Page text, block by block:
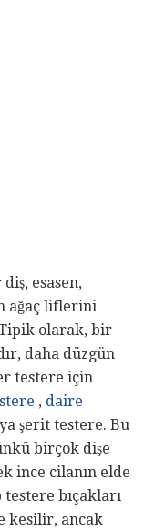
esasen,
ağaç liflerini
olarak, bir
daha düzgün
testere için
, daire
şerit testere. Bu
birçok dişe
ince cilanın elde
bıçakları
kesilir, ancak